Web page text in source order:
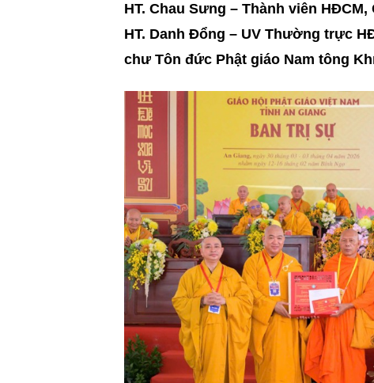
HT. Chau Sưng – Thành viên
HT. Danh Đổng – UV Thường trực
chư Tôn đức Phật giáo Nam tông